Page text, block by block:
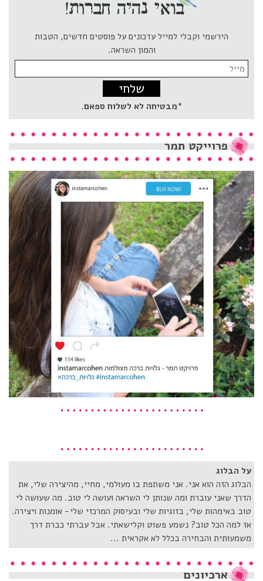
הירשמי וקבלי למייל עדכונים על פוסטים חדשים, הטבות
והמון השראה.
Email
address:
*מבטיחה לא לשלוח ספאם.
פרוייקט תמר
על הבלוג
הבלוג הזה הוא אני. אני משתפת בו מעולמי, מחיי, מהיצירה שלי, את
הדרך שאני עוברת ומה שנותן לי השראה ועושה לי טוב. מה שעושה לי
טוב באימהות שלי, בזוגיות שלי ובעיסוק המרכזי שלי- אומנות ויצירה.
אז למה הכל טוב? נשמע פשוט וקלישאתי. אבל עברתי כברת דרך
משמעותית והבחירה בכלל לא אקראית ...
ארכיונים